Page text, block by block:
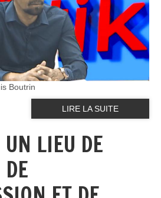
Boutrin
LIRE LA SUITE
LIEU DE